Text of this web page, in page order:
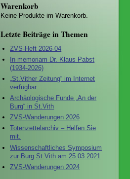
Warenkorb
Keine Produkte im Warenkorb.
Letzte Beiträge in Themen
ZVS-Heft 2026-04
In memoriam Dr. Klaus Pabst
(1934-2026)
„St.Vither Zeitung“ im Internet
verfügbar
Archäologische Funde „An der
Burg“ in St.Vith
ZVS-Wanderungen 2026
Totenzettelarchiv – Helfen Sie
mit.
Wissenschaftliches Symposium
zur Burg St.Vith am 25.03.2021
ZVS-Wanderungen 2024